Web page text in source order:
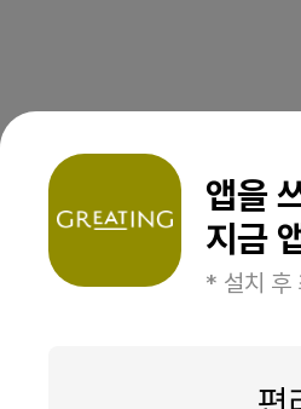
앱을
지금
* 설치 후